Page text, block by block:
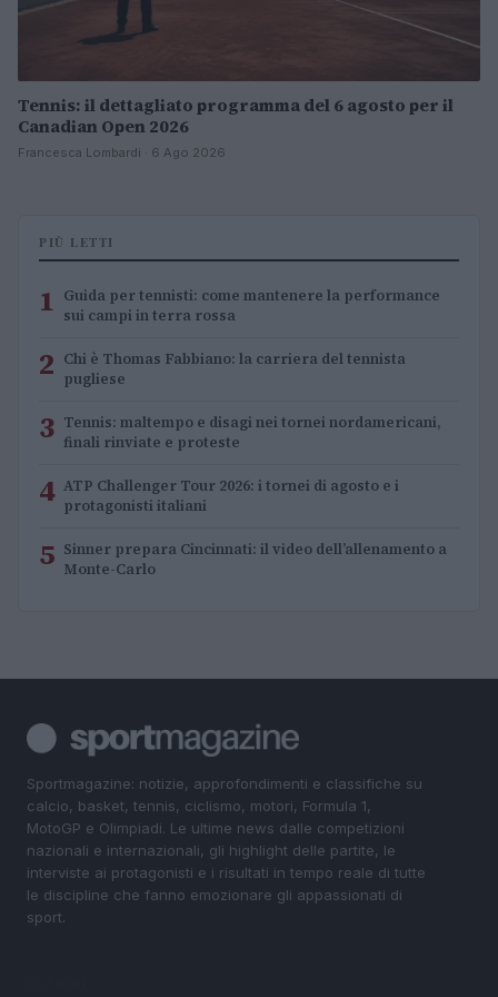
Tennis: il dettagliato programma del 6 agosto per il
Canadian Open 2026
Francesca Lombardi · 6 Ago 2026
PIÙ LETTI
1 Guida per tennisti: come mantenere la performance
sui campi in terra rossa
2 Chi è Thomas Fabbiano: la carriera del tennista
pugliese
3 Tennis: maltempo e disagi nei tornei nordamericani,
finali rinviate e proteste
4 ATP Challenger Tour 2026: i tornei di agosto e i
protagonisti italiani
5 Sinner prepara Cincinnati: il video dell’allenamento a
Monte-Carlo
Sportmagazine: notizie, approfondimenti e classifiche su
calcio, basket, tennis, ciclismo, motori, Formula 1,
MotoGP e Olimpiadi. Le ultime news dalle competizioni
nazionali e internazionali, gli highlight delle partite, le
interviste ai protagonisti e i risultati in tempo reale di tutte
le discipline che fanno emozionare gli appassionati di
sport.